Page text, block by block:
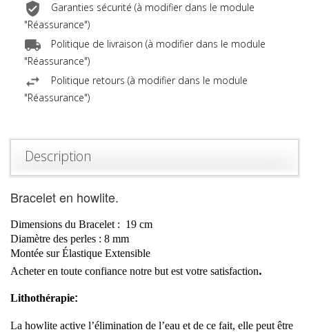
Garanties sécurité (à modifier dans le module
"Réassurance")
Politique de livraison (à modifier dans le module
"Réassurance")
Politique retours (à modifier dans le module
"Réassurance")
Description
Bracelet en howlite.
Dimensions du Bracelet : 19 cm
Diamètre des perles : 8 mm
Montée sur Élastique Extensible
Acheter en toute confiance notre but est votre satisfaction.
Lithothérapie:
La howlite active l’élimination de l’eau et de ce fait, elle peut être